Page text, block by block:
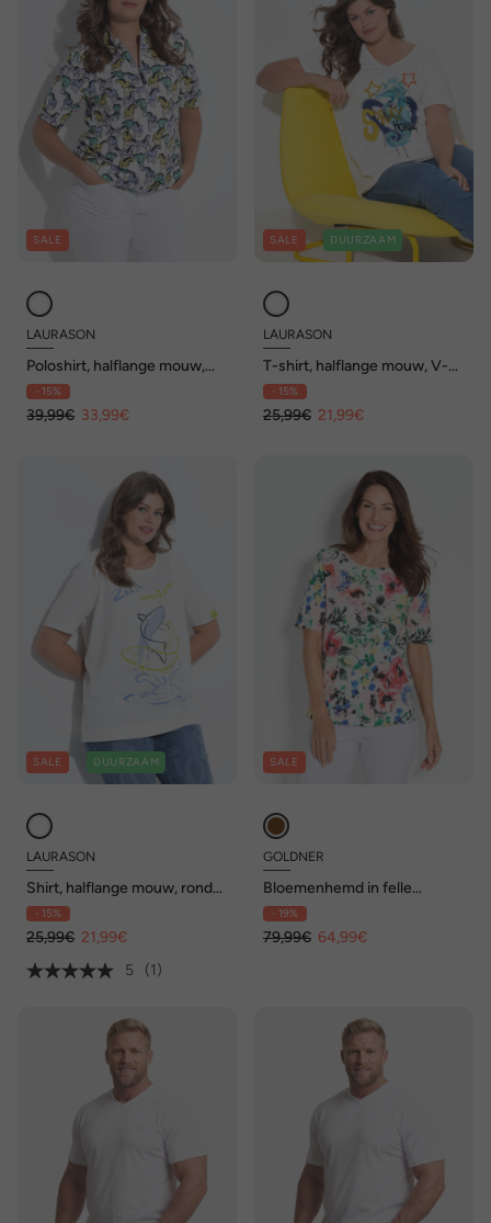
SALE
LAURASON
Poloshirt, halflange mouw,
opstaande kraag
- 15%
39,99€ 33,99€
SALE DUURZAAM
LAURASON
T-shirt, halflange mouw, V-
hals, OEKO-TEX MIG
- 15%
25,99€ 21,99€
SALE DUURZAAM
LAURASON
Shirt, halflange mouw, ronde
hals, OEKO-TEX Made in
Green
- 15%
25,99€ 21,99€
5
(1)
SALE
GOLDNER
Bloemenhemd in felle
kleuren met halflange
mouwen
- 19%
79,99€ 64,99€